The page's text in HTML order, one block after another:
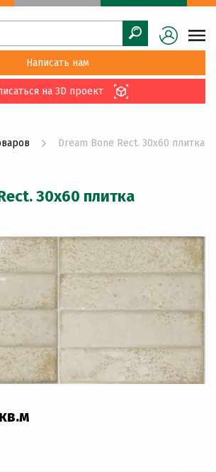
Написать нам
на 3D проект
Dream Bone Rect. 30x60 плитка
30x60 плитка